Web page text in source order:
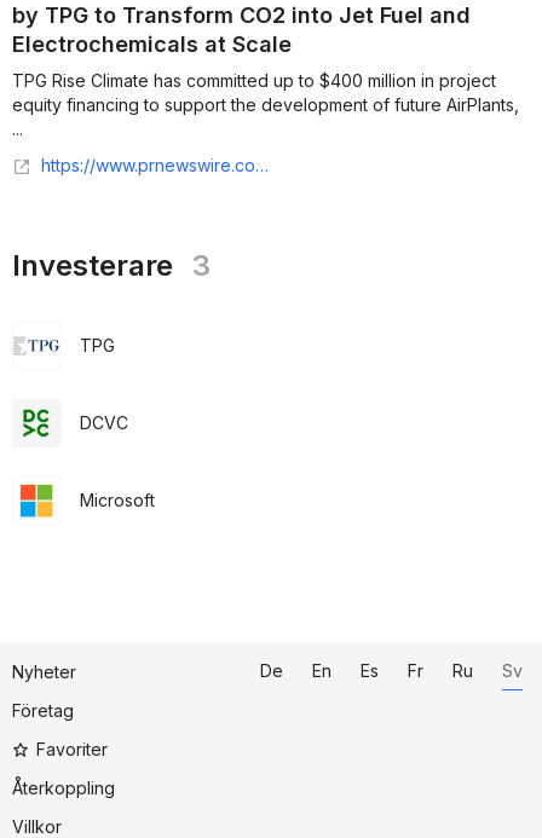
by TPG to Transform CO2 into Jet Fuel and
Electrochemicals at Scale
TPG Rise Climate has committed up to $400 million in project
equity financing to support the development of future AirPlants,
...
https://www.prnewswire.com/news-releases/twelve-announces-645-million-in-funding-led-by-tpg-to-transform-co2-into-jet-fuel-and-electrochemicals-at-scale-302253142.html
Investerare 3
TPG
DCVC
Microsoft
Nyheter
Företag
Favoriter
Återkoppling
Villkor
De En Es Fr Ru Sv